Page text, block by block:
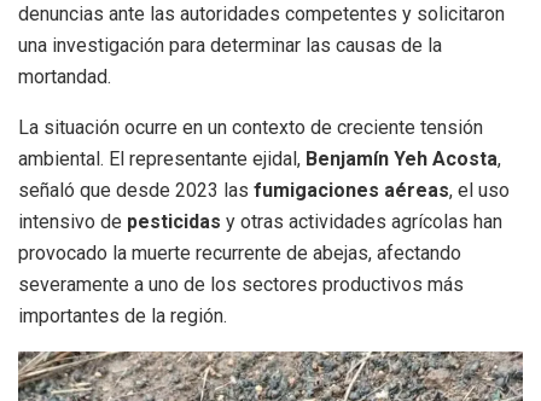
denuncias ante las autoridades competentes y solicitaron
una investigación para determinar las causas de la
mortandad.
La situación ocurre en un contexto de creciente tensión
ambiental. El representante ejidal, Benjamín Yeh Acosta,
señaló que desde 2023 las fumigaciones aéreas, el uso
intensivo de pesticidas y otras actividades agrícolas han
provocado la muerte recurrente de abejas, afectando
severamente a uno de los sectores productivos más
importantes de la región.